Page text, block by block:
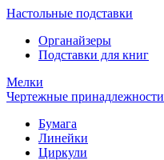
Настольные подставки
Органайзеры
Подставки для книг
Мелки
Чертежные принадлежности
Бумага
Линейки
Циркули